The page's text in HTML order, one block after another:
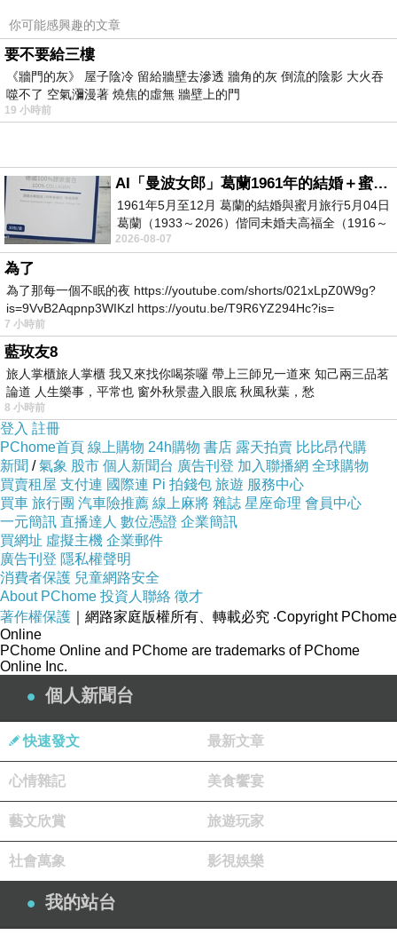
3：也，3劃
78：第78尊
第78尊降臨寶島台灣的素食神：我乃「佛道雙教神
「欲界第三天之主」又「地獄之主」，共78劃。
「欲界第三天之主」又「地獄之主」，名為「雙王
大帝」。
「雙禔大帝」、「雙王大帝」，共78劃。
「雙禔大帝（蕭衍）（蕭淑怛）」、「雙王大帝
（包拯）（包悉仁） 」，二尊並列。
這是「二尊大神」選擇作「第77尊、第78尊降臨寶
島台灣的素食神」的原因。
https://news.ltn.com.tw/news/world/breakingnews/5000256
https://www.ettoday.net/news/20250402/2936711.htm
https://www.wenweipo.com/a/202504/02/AP67ed5465e4b0d2e9809116
a1.html
2025.4.2 ，台灣時間22:04，日本九州大隅半島外海
發生地震。
（1）「中國」的數據為
（2）「美國地質調查所（USGS）」的數據為
6.2級、深度26公里。
里。
鹿兒島縣、宮崎縣，震度4級。
你可能感興趣的文章
要不要給三樓
《牆門的灰》 屋子陰冷 留給牆壁去滲透 牆角的灰 倒流的陰影 大火吞
噬不了 空氣瀰漫著 燒焦的虛無 牆壁上的門
19 小時前
AI「曼波女郎」葛蘭1961年的結婚＋蜜月旅行 #戀上老電影 #葛蘭 #粟子
1961年5月至12月 葛蘭的結婚與蜜月旅行5月04日
葛蘭（1933～2026）偕同未婚夫高福全（1916～
2004）乘郵輪赴倫敦6月15日於英國倫敦St.S
2026-08-07
為了
為了那每一個不眠的夜 https://youtube.com/shorts/021xLpZ0W9g?
is=9VvB2Aqpnp3WIKzl https://youtu.be/T9R6YZ294Hc?is=
7 小時前
藍玫友8
旅人掌櫃旅人掌櫃 我又來找你喝茶囉 帶上三師兄一道來 知己兩三品茗
論道 人生樂事，平常也 窗外秋景盡入眼底 秋風秋葉，愁
8 小時前
登入 註冊
PChome首頁 線上購物 24h購物 書店 露天拍賣 比比昂代購
新聞 /氣象 股市 個人新聞台 廣告刊登 加入聯播網 全球購物
買賣租屋 支付連 國際連 Pi 拍錢包 旅遊 服務中心
買車 旅行團 汽車險推薦 線上麻將 雜誌 星座命理 會員中心
一元簡訊 直播達人 數位憑證 企業簡訊
買網址 虛擬主機 企業郵件
廣告刊登 隱私權聲明
消費者保護 兒童網路安全
About PChome 投資人聯絡 徵才
著作權保護 ｜網路家庭版權所有、轉載必究 ‧Copyright PChome
Online
PChome Online and PChome are trademarks of PChome
Online Inc.
個人新聞台
快速發文 最新文章
心情雜記 美食饗宴
藝文欣賞 旅遊玩家
社會萬象 影視娛樂
我的站台